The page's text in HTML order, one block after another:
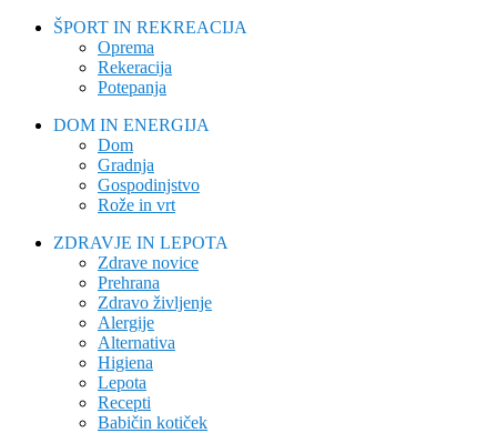
ŠPORT IN REKREACIJA
Oprema
Rekeracija
Potepanja
DOM IN ENERGIJA
Dom
Gradnja
Gospodinjstvo
Rože in vrt
ZDRAVJE IN LEPOTA
Zdrave novice
Prehrana
Zdravo življenje
Alergije
Alternativa
Higiena
Lepota
Recepti
Babičin kotiček